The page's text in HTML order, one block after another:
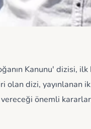
Kanunu' dizisi,
olan dizi, yayınlanan
önemli